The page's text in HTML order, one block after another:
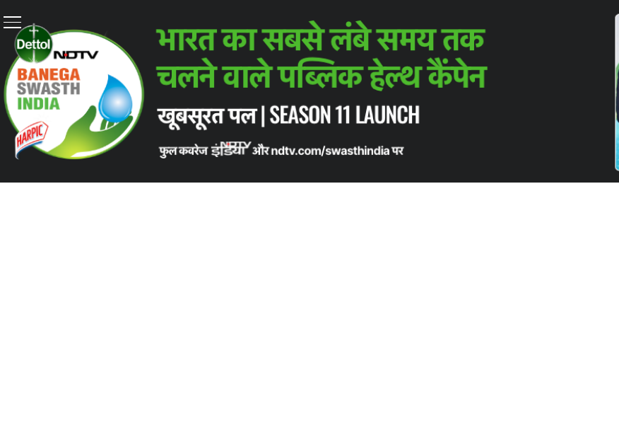
स्वतंत्रता दिवस स्पेशल
मिलिए प्रेगनेंसी डायबिटीज के भीष्म पितामह डॉ. वीरास्वामी शेषैया से
भारत सरकार ने डॉ. वी. शेषैया के जन्मदिन 10 मार्च को राष्ट्रीय गर्भकालीन मधुमेह जागरूकता दिवस के रूप में घोषित किया है
द्वारा: आस्था आहूजा | एडिट: सोनिया भास्कर | August 16, 2023 Read In English